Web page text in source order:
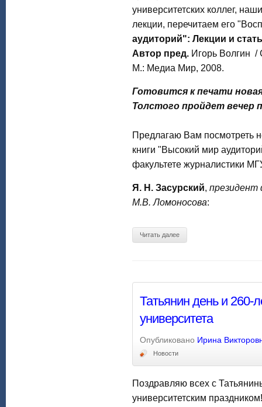
университетских коллег,
лекции, перечитаем его
аудиторий": Лекции и
Автор пред. Игорь Волгин /
М.: Медиа Мир, 2008.
Готовится к печати
Толстого пройдет вечер
Предлагаю Вам посмотреть
книги "Высокий мир
факультете журналистики
Я. Н. Засурский, президент
М.В. Ломоносова:
Читать далее
Татьянин день и 260-
университета
Опубликовано Ирина
Новости
Поздравляю всех с
университетским